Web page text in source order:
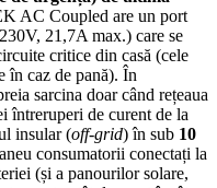
AC Coupled are un port
21,7A max.) care se
critice din casă (cele
în caz de pană). În
sarcina doar când rețeaua
întreruperi de curent de la
insular (off-grid) în sub 10
consumatorii conectați la
(și a panourilor solare,